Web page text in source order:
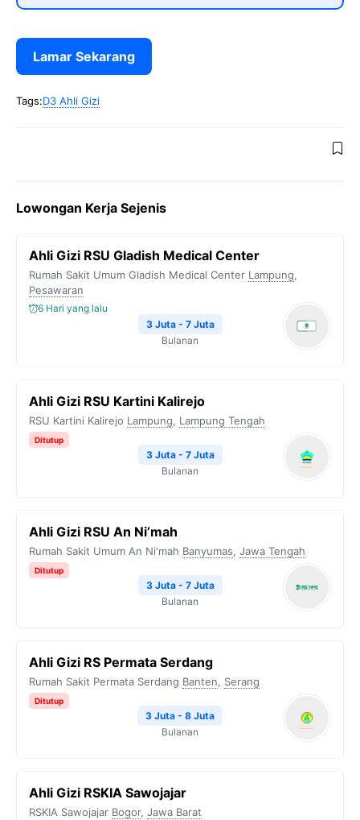
Lamar Sekarang
Tags:D3 Ahli Gizi
Lowongan Kerja Sejenis
Ahli Gizi RSU Gladish Medical Center
Rumah Sakit Umum Gladish Medical Center Lampung,
Pesawaran
6 Hari yang lalu
3 Juta - 7 Juta
Bulanan
Ahli Gizi RSU Kartini Kalirejo
RSU Kartini Kalirejo Lampung, Lampung Tengah
Ditutup
3 Juta - 7 Juta
Bulanan
Ahli Gizi RSU An Ni’mah
Rumah Sakit Umum An Ni'mah Banyumas, Jawa Tengah
Ditutup
3 Juta - 7 Juta
Bulanan
Ahli Gizi RS Permata Serdang
Rumah Sakit Permata Serdang Banten, Serang
Ditutup
3 Juta - 8 Juta
Bulanan
Ahli Gizi RSKIA Sawojajar
RSKIA Sawojajar Bogor, Jawa Barat